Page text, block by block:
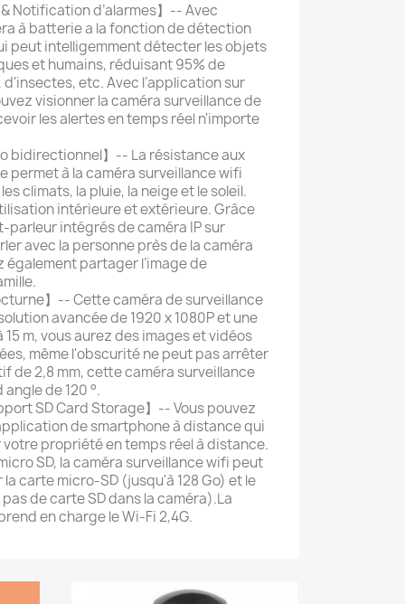
Notification d’alarmes】-- Avec
à batterie a la fonction de détection
peut intelligemment détecter les objets
et humains, réduisant 95% de
etc. Avec l’application sur
visionner la caméra surveillance de
les alertes en temps réel n'importe
bidirectionnel】-- La résistance aux
permet à la caméra surveillance wifi
climats, la pluie, la neige et le soleil.
intérieure et extérieure. Grâce
parleur intégrés de caméra IP sur
avec la personne près de la caméra
également partager l’image de
】-- Cette caméra de surveillance
avancée de 1920 x 1080P et une
m, vous aurez des images et vidéos
même l'obscurité ne peut pas arrêter
de 2,8 mm, cette caméra surveillance
de 120 °.
SD Card Storage】-- Vous pouvez
de smartphone à distance qui
propriété en temps réel à distance.
SD, la caméra surveillance wifi peut
carte micro-SD (jusqu'à 128 Go) et le
de carte SD dans la caméra).La
en charge le Wi-Fi 2,4G.